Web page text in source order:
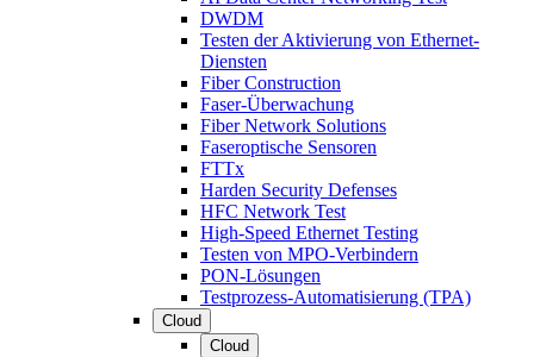
DWDM
Testen der Aktivierung von Ethernet-
Diensten
Fiber Construction
Faser-Überwachung
Fiber Network Solutions
Faseroptische Sensoren
FTTx
Harden Security Defenses
HFC Network Test
High-Speed Ethernet Testing
Testen von MPO-Verbindern
PON-Lösungen
Testprozess-Automatisierung (TPA)
Cloud
Cloud